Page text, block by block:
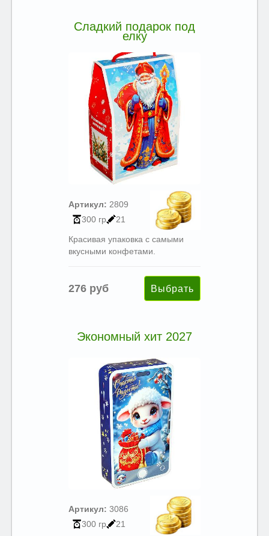
Сладкий подарок под
елку
Артикул: 2809
300 гр
21
Красивая упаковка с самыми
вкусными конфетами.
276 руб
Экономный хит 2027
Артикул: 3086
300 гр
21